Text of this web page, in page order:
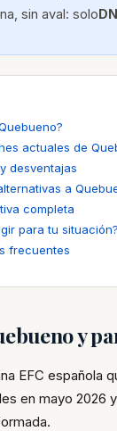
sin aval: solo
actuales de
desventajas
a
completa
para tu situación?
frecuentes
y
EFC española
en mayo 2026